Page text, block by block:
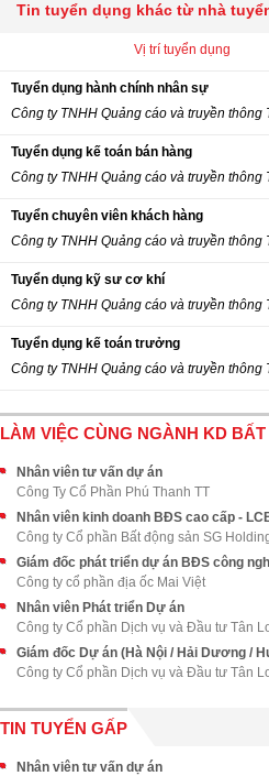
Tin tuyển dụng khác từ nhà
Vị trí tuyển dụng
Tuyển dụng hành chính nhân sự
Công ty TNHH Quảng cáo và truyền thông
Tuyển dụng kế toán bán hàng
Công ty TNHH Quảng cáo và truyền thông
Tuyển chuyên viên khách hàng
Công ty TNHH Quảng cáo và truyền thông
Tuyển dụng kỹ sư cơ khí
Công ty TNHH Quảng cáo và truyền thông
Tuyển dụng kế toán trưởng
Công ty TNHH Quảng cáo và truyền thông
LÀM VIỆC CÙNG NGÀNH KD
Nhân viên tư vấn dự án
Công Ty Cổ Phần Phú Thanh TT
Công ty Cổ phần Bất động sản SG
Giám đốc phát triển dự án BĐS công
Công ty cổ phần địa ốc Mai Việt
Nhân viên Phát triển Dự án
Công ty Cổ phần Dịch vụ và Đầu tư Tân
Giám đốc Dự án (Hà Nội / Hải Dương /
Công ty Cổ phần Dịch vụ và Đầu tư Tân
TIN TUYỂN GẤP
Nhân viên tư vấn dự án